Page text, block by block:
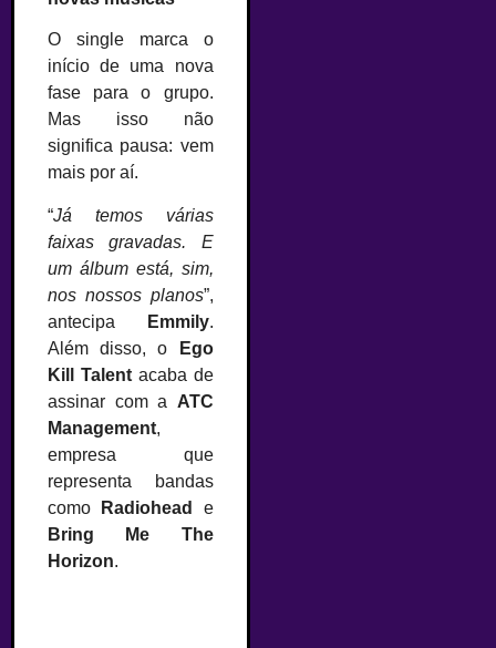
O single marca o
início de uma nova
fase para o grupo.
Mas isso não
significa pausa: vem
mais por aí.
“Já temos várias
faixas gravadas. E
um álbum está, sim,
nos nossos planos”,
antecipa
Emmily.
Além disso, o
Ego
Kill Talentacaba de
assinar com a ATC
Management,
empresa que
representa bandas
como
Radiohead
e
Bring Me The
Horizon.